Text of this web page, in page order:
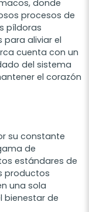
donde
procesos de
píldoras
para aliviar el
cuenta con un
del sistema
el corazón
su constante
de
estándares de
productos
una sola
bienestar de